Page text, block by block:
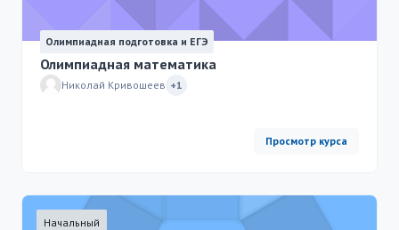
Олимпиадная подготовка и ЕГЭ
Олимпиадная математика
Николай Кривошеев +1
Просмотр курса
Начальный